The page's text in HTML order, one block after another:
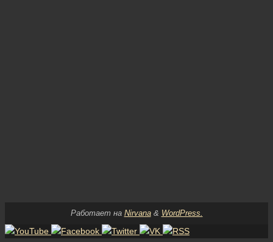
Работает на Nirvana& WordPress.